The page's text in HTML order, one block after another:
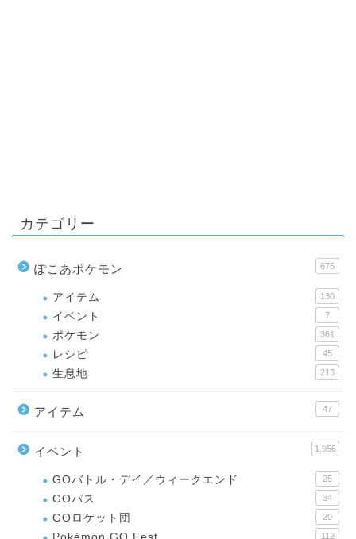
カテゴリー
ぽこあポケモン 676
アイテム 130
イベント 7
ポケモン 361
レシピ 45
生息地 213
アイテム 47
イベント 1,956
GOバトル・デイ／ウィークエンド 25
GOパス 34
GOロケット団 20
112